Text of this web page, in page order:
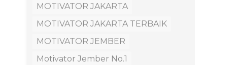
MOTIVATOR JAKARTA
MOTIVATOR JAKARTA TERBAIK
MOTIVATOR JEMBER
Motivator Jember No.1